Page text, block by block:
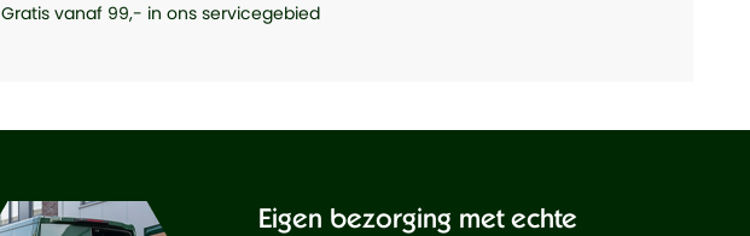
Gratis vanaf 99,- in ons servicegebied
Eigen bezorging met echte